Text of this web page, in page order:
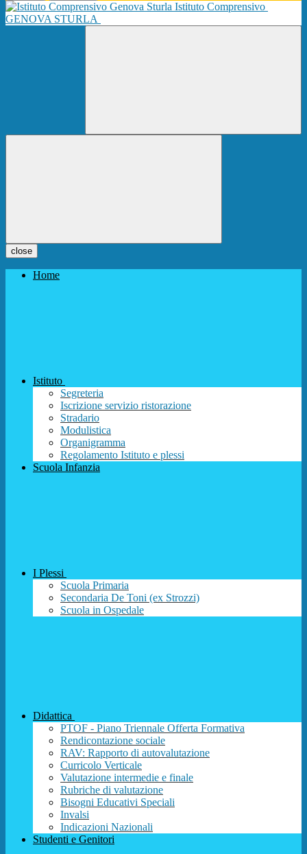
Istituto Comprensivo
GENOVA STURLA
close
Home
Istituto
Segreteria
Iscrizione servizio ristorazione
Stradario
Modulistica
Organigramma
Regolamento Istituto e plessi
Scuola Infanzia
I Plessi
Scuola Primaria
Secondaria De Toni (ex Strozzi)
Scuola in Ospedale
Didattica
PTOF - Piano Triennale Offerta Formativa
Rendicontazione sociale
RAV: Rapporto di autovalutazione
Curricolo Verticale
Valutazione intermedie e finale
Rubriche di valutazione
Bisogni Educativi Speciali
Invalsi
Indicazioni Nazionali
Studenti e Genitori